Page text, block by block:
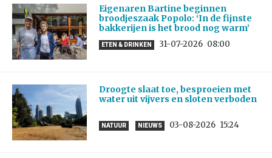
Eigenaren Bartine beginnen
broodjeszaak Popolo: ‘In de fijnste
bakkerijen is het brood nog warm’
ETEN & DRINKEN 31-07-2026 08:00
Droogte slaat toe, besproeien met
water uit vijvers en sloten verboden
NATUUR NIEUWS 03-08-2026 15:24